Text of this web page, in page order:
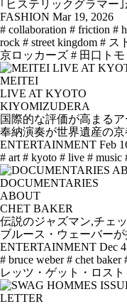
｢ヒステリックグラマー
FASHION Mar 19, 2026
# collaboration # friction #
rock # street kingdom # ス
京ロッカーズ # 田口トモ
MEITEI
LIVE AT KYOTO
KIYOMIZUDERA
国際的な評価が高まる
奉納演奏が世界遺産の京
ENTERTAINMENT Feb
# art # kyoto # live # music
DOCUMENTARIES
ABOUT
CHET BAKER
伝説のジャズマン,チェ
ブルース・ウェーバー
ENTERTAINMENT Dec
# bruce weber # chet baker
レッツ・ゲット・ロスト